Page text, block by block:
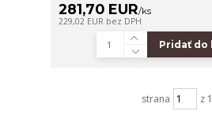
281,70 EUR/ks
229,02 EUR bez DPH
Pridať do
strana z 1